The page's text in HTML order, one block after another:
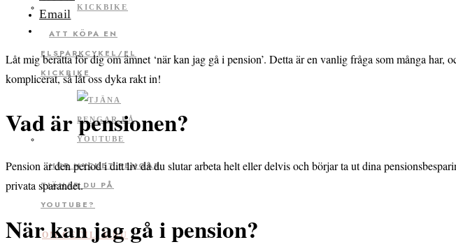
ATT KÖPA EN
ELSPARKCYKEL/EL
KICKBIKE
HUR MYCKET PENGAR
TJÄNAR DU PÅ
YOUTUBE?
OM CECILIA.NU
Email
Låt mig berätta för dig om ämnet ‘när kan jag gå i pension’. Detta är en vanlig fråga som många
komplicerat, så låt oss dyka rakt in!
Vad är pensionen?
Pension är den period i ditt liv då du slutar arbeta helt eller delvis och börjar ta ut dina
privata sparandet.
När kan jag gå i pension?